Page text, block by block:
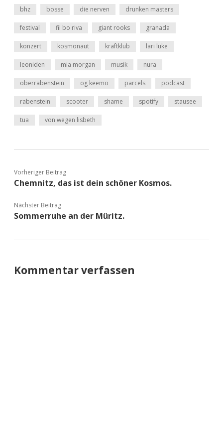
bhz bosse die nerven drunken masters
festival fil bo riva giant rooks granada
konzert kosmonaut kraftklub lari luke
leoniden mia morgan musik nura
oberrabenstein og keemo parcels podcast
rabenstein scooter shame spotify stausee
tua von wegen lisbeth
Vorheriger Beitrag
Chemnitz, das ist dein schöner Kosmos.
Nächster Beitrag
Sommerruhe an der Müritz.
Kommentar verfassen